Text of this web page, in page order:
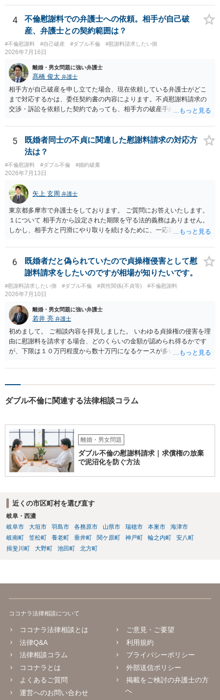
る旨の交渉をすることが妥当かどうかという基準はありません。
公序良俗に反するような金額では、その条項自体が無効になり得ます
が、 ２００万円でも、５０万円でも、公序良俗に反するほど高額
とはいえないと考えますので、 結局は、妥当かどうかというより
も、ご自身が納得できるかどうかという基準でお考えいただくといい
と思います。 そのうえで、合意できるかは、相手も納得できるか
否かにかかってはきますが。 ４ 質問④ ご記載の内容からは判断
できないのですが、 清算条項を記載しないで合意することはリス
クがありますので、むしろ、原則としては、清算条項を記載するべき
であるとお考えいただくといいです。 ご質問に対する回答は以上で
すが、可能であれば、ご依頼になるかは別として、お近くの弁護士に
直接相談されて、 今後の対応についてアドバイス等を求めることを
半額程度の支払を求める、 求償ができることになります。 その求償権
を放棄する場合の慰謝料相場は、６０万円から８０万円程度になるこ
とが多いです。 （相手夫婦が離婚しませんので、減額してでも求償権
を放棄してもらうメリットがあることになります。） ５年後に離婚す
る可能性について、慰謝料額に影響が出る可能性はないと考えます。
最後に、ご依頼になる場合の弁護士費用は、ご依頼になる弁護士によ
り異なりますので、直接ご確認いただくといいですよ。 ご質問に対す
る回答は以上ですが、可能であれば、ご依頼になるかは別にして、お
近くの弁護士に直接相談されて、今後の対応についてアドバイスを求
めることをおすすめいたします。 ご参考にしていただけますと幸いで
す。
4
不倫慰謝料での弁護士への依頼。相手が自己破
産、弁護士との契約範囲は？
#不倫慰謝料 #自己破産 #ダブル不倫 #慰謝料請求したい側
2026年7月16日
離婚・男女問題に強い弁護士
髙橋 俊太 弁護士
相手方が自己破産を申し立てた場合、現在依頼している弁護士がどこ
まで対応するかは、委任契約書の内容によります。不貞慰謝料請求の
交渉・訴訟を依頼した契約であっても、相手方の破産手続への対応、
等まで当然に含まれているとは限りません。そのため、追加費用が発
生するかどうかは、まず委任契約書と弁護士の説明を確認した方がよ
いでしょう。 成功報酬についても、契約内容次第です。通常は、実際
に回収できた金額を基準に報酬が発生する契約が多いと思われます
が、「請求額を認めさせた場合」や「和解成立時」など、回収前に報
酬が発生する定めになっている可能性もあります。 依頼している弁護
士に、破産手続への意見申述まで契約内で対応してもらえるのか、追
加費用はかかるか、免責された場合に成功報酬が発生するのか、非免
責債権として争う見込みがあるのかを確認されるとよいと思います。
5
既婚者同士の不貞に関連した慰謝料請求の対応方
法は？
#不倫慰謝料 #ダブル不倫 #婚約破棄
2026年7月13日
矢上 玄周 弁護士
東京都多摩市で弁護士をしております。 ご質問にお答えいたします。
１について 相手方から設定された期限を守る法的義務はありません。
しかし、相手方と円滑にやり取りを続けるために、一応期限を守って
が、期限を守らないのもご不安という場合には、「弁護士に相談して
から連絡するので少々お待ちください」という旨の連絡を入れておく
こともあります。 ２について 求償権の請求と婚約破棄の慰謝料請求
は、法的には別の議論ではありますが、事実上の繋がりがないわけで
はありません。 例えば、既婚者であるにもかかわらず、結婚するとい
うことを匂わせて不貞関係になったというような場合には、求償権の
負担割合が高くなり、婚約破棄の慰謝料も払う必要が生じるという可
能性もないわけではありません。 ただし、法律上重婚は認められてい
ないので、既婚者同士の婚約が成立するかといわれると、成立しない
と判断される可能性の方が高いと思われます。 ３について 和解をする
際には、清算条項という定めを設けることがほとんどです。 清算条項
を定めることによって、「これをもってお互いに今後一切請求しな
い」ことを双方が誓約することになります。 上記はあくまでも一般論
答ができるかと存じます。 弁護士に相談すべき事案かと存じますの
で、お早めにご相談されることをお勧めいたします。
6
既婚者だと偽られていたので貞操権侵害として慰
謝料請求をしたいのですが相場が知りたいです。
#慰謝料請求したい側 #ダブル不倫 #異性関係(不貞等) #不倫慰謝料
2026年7月10日
離婚・男女問題に強い弁護士
若井 亮 弁護士
初めまして。 ご相談内容を拝見しました。 いわゆる貞操権の侵害を理
由に慰謝料を請求する場合、どのくらいの金額が認められ得るかです
が、下限は１０万円程度から数十万円になるケースが多いかと思いま
実の有無など）、結婚を前提とするような交際関係であったかといっ
ダブル不倫に関連する法律相談コラム
離婚・男女問題
ダブル不倫の慰謝料請求｜求償権の放棄
で泥沼化を防ぐ方法
近くの市区町村を選び直す
岐阜・西濃
岐阜市
大垣市 羽島市 各務原市 山県市 瑞穂市 本巣市
海津市
岐南町
笠松町 養老町 垂井町 関ケ原町 神戸町 輪之内町
安八町
揖斐川町
大野町 池田町 北方町
ココナラ法律相談について
ココナラ法律相談とは
法律Q&A
法律相談コラム
ココナラとは
よくあるご質問
運営へのお問い合わせ
ご意見・ご要望
利用規約
プライバシーポリシー
外部送信ポリシー
掲載をご検討の弁護士の方
へ